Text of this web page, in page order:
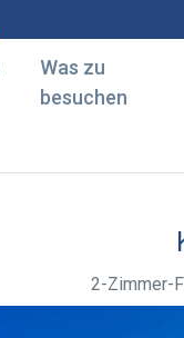
Was zu
besuchen
2-Zimmer-